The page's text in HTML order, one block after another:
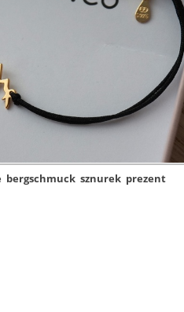
bergschmuck sznurek prezent